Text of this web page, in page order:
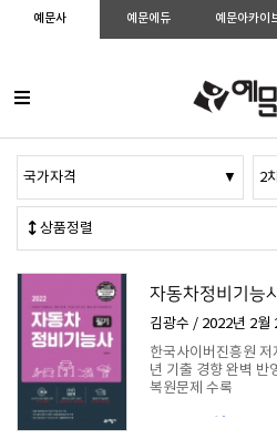
예문사 예문에듀 예문아카이
국가자격 ▼ 2
상품정렬
자동차정비기능
김광수 / 2022년 2월
한국사이버진흥원
년 기출 경향 완벽 반
복원문제 수록